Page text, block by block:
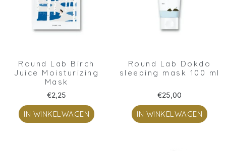
Round Lab Birch
Juice Moisturizing
Mask
€2,25
IN WINKELWAGEN
Round Lab Dokdo
sleeping mask 100 ml
€25,00
IN WINKELWAGEN